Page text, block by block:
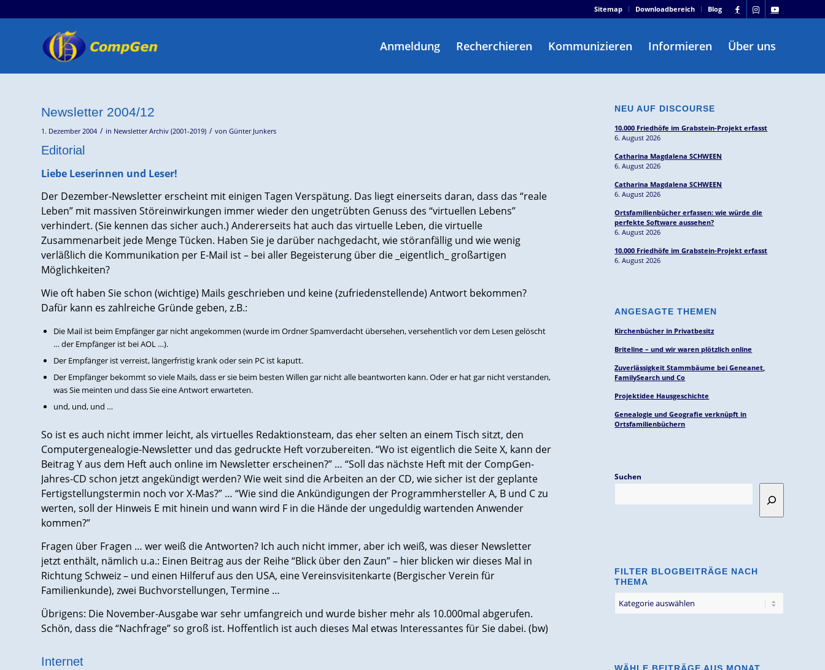
Sitemap Downloadbereich Blog
Anmeldung Recherchieren Kommunizieren Informieren Über uns
Newsletter 2004/12
1. Dezember 2004 / in Newsletter Archiv (2001-2019) / von Günter Junkers
Editorial
Liebe Leserinnen und Leser!
Der Dezember-Newsletter erscheint mit einigen Tagen Verspätung. Das liegt einerseits daran, dass das “reale
Leben” mit massiven Störeinwirkungen immer wieder den ungetrübten Genuss des “virtuellen Lebens”
verhindert. (Sie kennen das sicher auch.) Andererseits hat auch das virtuelle Leben, die virtuelle
Zusammenarbeit jede Menge Tücken. Haben Sie je darüber nachgedacht, wie störanfällig und wie wenig
verläßlich die Kommunikation per E-Mail ist – bei aller Begeisterung über die _eigentlich_ großartigen
Möglichkeiten?
Wie oft haben Sie schon (wichtige) Mails geschrieben und keine (zufriedenstellende) Antwort bekommen?
Dafür kann es zahlreiche Gründe geben, z.B.:
Die Mail ist beim Empfänger gar nicht angekommen (wurde im Ordner Spamverdacht übersehen, versehentlich vor dem Lesen gelöscht
… der Empfänger ist bei AOL …).
Der Empfänger ist verreist, längerfristig krank oder sein PC ist kaputt.
Der Empfänger bekommt so viele Mails, dass er sie beim besten Willen gar nicht alle beantworten kann. Oder er hat gar nicht verstanden,
was Sie meinten und dass Sie eine Antwort erwarteten.
und, und, und …
So ist es auch nicht immer leicht, als virtuelles Redaktionsteam, das eher selten an einem Tisch sitzt, den
Computergenealogie-Newsletter und das gedruckte Heft vorzubereiten. “Wo ist eigentlich die Seite X, kann der
Beitrag Y aus dem Heft auch online im Newsletter erscheinen?” … “Soll das nächste Heft mit der CompGen-
Jahres-CD schon jetzt angekündigt werden? Wie weit sind die Arbeiten an der CD, wie sicher ist der geplante
Fertigstellungstermin noch vor X-Mas?” … “Wie sind die Ankündigungen der Programmhersteller A, B und C zu
werten, soll der Hinweis E mit hinein und wann wird F in die Hände der ungeduldig wartenden Anwender
kommen?”
Fragen über Fragen … wer weiß die Antworten? Ich auch nicht immer, aber ich weiß, was dieser Newsletter
jetzt enthält, nämlich u.a.: Einen Beitrag aus der Reihe “Blick über den Zaun” – hier blicken wir dieses Mal in
Richtung Schweiz – und einen Hilferuf aus den USA, eine Vereinsvisitenkarte (Bergischer Verein für
Familienkunde), zwei Buchvorstellungen, Termine …
Übrigens: Die November-Ausgabe war sehr umfangreich und wurde bisher mehr als 10.000mal abgerufen.
Schön, dass die “Nachfrage” so groß ist. Hoffentlich ist auch dieses Mal etwas Interessantes für Sie dabei. (bw)
Internet
NEU AUF DISCOURSE
10.000 Friedhöfe im Grabstein-Projekt erfasst
6. August 2026
Catharina Magdalena SCHWEEN
6. August 2026
Catharina Magdalena SCHWEEN
6. August 2026
Ortsfamilienbücher erfassen: wie würde die
perfekte Software aussehen?
6. August 2026
10.000 Friedhöfe im Grabstein-Projekt erfasst
6. August 2026
ANGESAGTE THEMEN
Kirchenbücher in Privatbesitz
Briteline – und wir waren plötzlich online
Zuverlässigkeit Stammbäume bei Geneanet,
FamilySearch und Co
Projektidee Hausgeschichte
Genealogie und Geografie verknüpft in
Ortsfamilienbüchern
Suchen
FILTER BLOGBEITRÄGE NACH
THEMA
Blogbeiträge